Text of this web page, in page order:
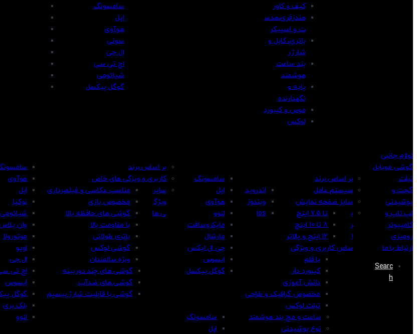
سامسونگ
اپل
هوآوی
سونی
ال جی
اچ تی سی
شیائومی
گوگل پیکسل
کیف و کاور
هندزفری،هدس
ت و اسپیکر
باتری، کابل و
شارژر
بند ساعت
هوشمند
پایه و
نگهدارنده
موس و کیبورد
لوکس
لوازم جانبی
گوشی موبایل بر اساس برند
هوآوی
اپل
نوکیا
شیائومی
وان
موتورولا
اوپو
ال جی
اچ تی
ایسوس
گوگل
بلک بری
لنوو
کاربری و ویزگی های خاص
مناسب عکاسی و فیلمبرداری
مخصوص بازی
گوشی های حافظه بالا
با مقاومت بالا
باتری طولانی
گوشی لوکس
وبژه سالمندان
سایر
ویژگ
ی ها
گوشی های چند دوربینه
گوشی های ضدآب
گوشی با قابلیت شارژ بیسیم
تبلت بر اساس برند
سامسونگ
اپل
هوآوی
لنوو
مایکروسافت
مارشال
جی ال ایکس
ایسوس
گوگل پیکسل
سیستم عامل
اندروید
ویندوز
ios
سایز صفحه نمایش
تا 7.5 اینچ
8 تا 10 اینچ
12 اینچ و بالاتر
ب
ر
ا
ساس کاربری و ویژگی
با قلم
کیبورد دار
دانش آموزی
مخصوص گرافیک و طراحی
تبلت لوکس
گجت و
پوشیدنی
ساعت و مچ بند هوشمند
سامسونگ
اپل
نوع پوشیدنی
لپ تاپ و
کامپیوتر
رومیزی
ارتباط با ما
Searc
h